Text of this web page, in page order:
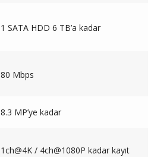
1 SATA HDD 6 TB’a kadar
80 Mbps
8.3 MP’ye kadar
1ch@4K / 4ch@1080P kadar kayıt